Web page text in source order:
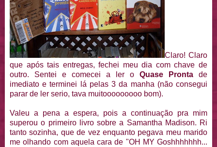
Claro! Claro
que após tais entregas, fechei meu dia com chave de
outro. Sentei e comecei a ler o Quase Pronta de
imediato e terminei lá pelas 3 da manha (não consegui
parar de ler serio, tava muitooooooooo bom).
Valeu a pena a espera, pois a continuação pra mim
superou o primeiro livro sobre a Samantha Madison. Ri
tanto sozinha, que de vez enquanto pegava meu marido
me olhando com aquela cara de "OH MY Goshhhhhhh...